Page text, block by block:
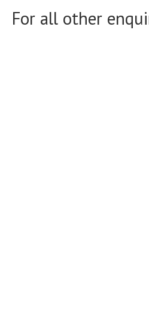
For all other